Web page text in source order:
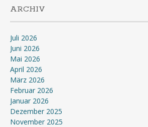
ARCHIV
Juli 2026
Juni 2026
Mai 2026
April 2026
März 2026
Februar 2026
Januar 2026
Dezember 2025
November 2025